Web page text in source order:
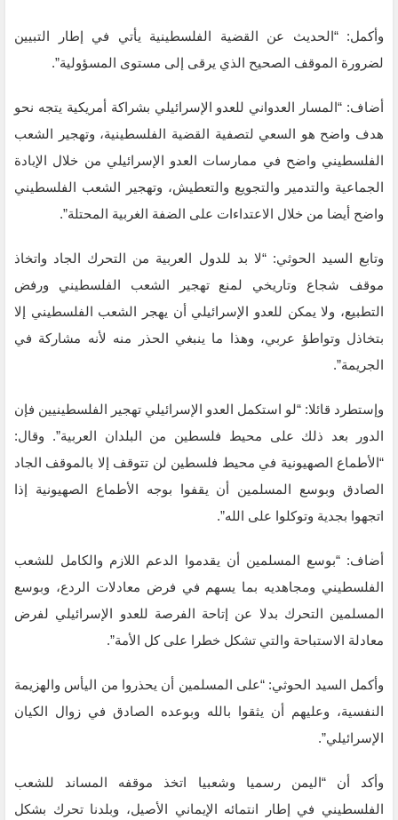
وأكمل: “الحديث عن القضية الفلسطينية يأتي في إطار التبيين
لضرورة الموقف الصحيح الذي يرقى إلى مستوى المسؤولية”.
أضاف: “المسار العدواني للعدو الإسرائيلي بشراكة أمريكية يتجه نحو
هدف واضح هو السعي لتصفية القضية الفلسطينية، وتهجير الشعب
الفلسطيني واضح في ممارسات العدو الإسرائيلي من خلال الإبادة
الجماعية والتدمير والتجويع والتعطيش، وتهجير الشعب الفلسطيني
واضح أيضا من خلال الاعتداءات على الضفة الغربية المحتلة”.
وتابع السيد الحوثي: “لا بد للدول العربية من التحرك الجاد واتخاذ
موقف شجاع وتاريخي لمنع تهجير الشعب الفلسطيني ورفض
التطبيع، ولا يمكن للعدو الإسرائيلي أن يهجر الشعب الفلسطيني إلا
بتخاذل وتواطؤ عربي، وهذا ما ينبغي الحذر منه لأنه مشاركة في
الجريمة”.
وإستطرد قائلا: “لو استكمل العدو الإسرائيلي تهجير الفلسطينيين فإن
الدور بعد ذلك على محيط فلسطين من البلدان العربية”. وقال:
“الأطماع الصهيونية في محيط فلسطين لن تتوقف إلا بالموقف الجاد
الصادق وبوسع المسلمين أن يقفوا بوجه الأطماع الصهيونية إذا
اتجهوا بجدية وتوكلوا على الله”.
أضاف: “بوسع المسلمين أن يقدموا الدعم اللازم والكامل للشعب
الفلسطيني ومجاهديه بما يسهم في فرض معادلات الردع، وبوسع
المسلمين التحرك بدلا عن إتاحة الفرصة للعدو الإسرائيلي لفرض
معادلة الاستباحة والتي تشكل خطرا على كل الأمة”.
وأكمل السيد الحوثي: “على المسلمين أن يحذروا من اليأس والهزيمة
النفسية، وعليهم أن يثقوا بالله وبوعده الصادق في زوال الكيان
الإسرائيلي”.
وأكد أن “اليمن رسميا وشعبيا اتخذ موقفه المساند للشعب
الفلسطيني في إطار انتمائه الإيماني الأصيل، وبلدنا تحرك بشكل